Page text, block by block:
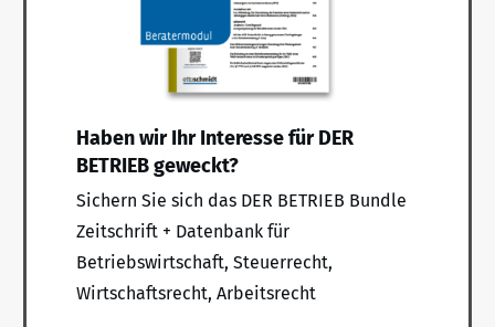
Haben wir Ihr Interesse für DER
BETRIEB geweckt?
Sichern Sie sich das DER BETRIEB Bundle
Zeitschrift + Datenbank für
Betriebswirtschaft, Steuerrecht,
Wirtschaftsrecht, Arbeitsrecht